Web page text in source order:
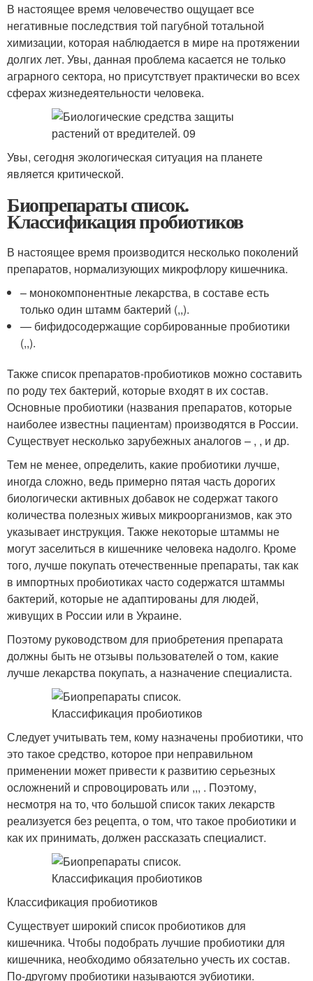
В настоящее время человечество ощущает все
негативные последствия той пагубной тотальной
химизации, которая наблюдается в мире на протяжении
долгих лет. Увы, данная проблема касается не только
аграрного сектора, но присутствует практически во всех
сферах жизнедеятельности человека.
Увы, сегодня экологическая ситуация на планете
является критической.
Биопрепараты список.
Классификация пробиотиков
В настоящее время производится несколько поколений
препаратов, нормализующих микрофлору кишечника.
– монокомпонентные лекарства, в составе есть
только один штамм бактерий (,,).
— бифидосодержащие сорбированные пробиотики
(,,).
Также список препаратов-пробиотиков можно составить
по роду тех бактерий, которые входят в их состав.
Основные пробиотики (названия препаратов, которые
наиболее известны пациентам) производятся в России.
Существует несколько зарубежных аналогов – , , и др.
Тем не менее, определить, какие пробиотики лучше,
иногда сложно, ведь примерно пятая часть дорогих
биологически активных добавок не содержат такого
количества полезных живых микроорганизмов, как это
указывает инструкция. Также некоторые штаммы не
могут заселиться в кишечнике человека надолго. Кроме
того, лучше покупать отечественные препараты, так как
в импортных пробиотиках часто содержатся штаммы
бактерий, которые не адаптированы для людей,
живущих в России или в Украине.
Поэтому руководством для приобретения препарата
должны быть не отзывы пользователей о том, какие
лучше лекарства покупать, а назначение специалиста.
Следует учитывать тем, кому назначены пробиотики, что
это такое средство, которое при неправильном
применении может привести к развитию серьезных
осложнений и спровоцировать или ,,, . Поэтому,
несмотря на то, что большой список таких лекарств
реализуется без рецепта, о том, что такое пробиотики и
как их принимать, должен рассказать специалист.
Классификация пробиотиков
Существует широкий список пробиотиков для
кишечника. Чтобы подобрать лучшие пробиотики для
кишечника, необходимо обязательно учесть их состав.
По-другому пробиотики называются эубиотики.